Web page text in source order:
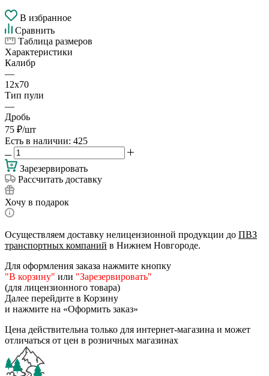
В избранное
Сравнить
Таблица размеров
Характеристики
Калибр
—
12х70
Тип пули
—
Дробь
75 ₽/шт
Есть в наличии: 425
Зарезервировать
Рассчитать доставку
Хочу в подарок
Осуществляем доставку нелицензионной продукции до ПВЗ
транспортных компаний в Нижнем Новгороде.
Для оформления заказа нажмите кнопку
"В корзину" или "Зарезервировать"
(для лицензионного товара)
Далее перейдите в Корзину
и нажмите на «Оформить заказ»
Цена действительна только для интернет-магазина и может
отличаться от цен в розничных магазинах